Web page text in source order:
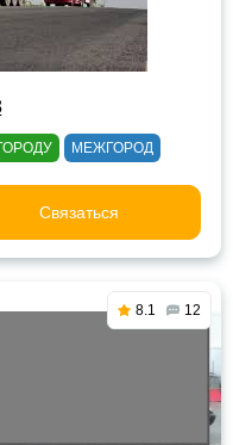
МЕЖГОРОД
Связаться
8.1 12